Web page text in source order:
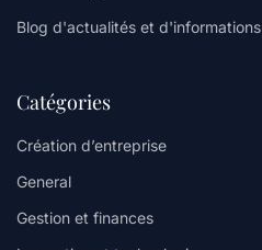
Blog d'actualités et d'informations
Catégories
Création d’entreprise
General
Gestion et finances